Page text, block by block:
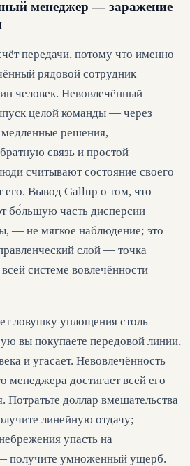
менеджер — заражение
передачи, потому что именно
рядовой сотрудник
человек. Невовлечённый
целой команды — через
решения,
связь и простой
считывают состояние своего
Вывод Gallup о том, что
бо́льшую часть дисперсии
— не мягкое наблюдение; это
слой — точка
системе вовлечённости
ловушку уплощения столь
вы покупаете передовой линии,
и угасает. Невовлечённость
менеджера достигает всей его
Потратьте доллар вмешательства
линейную отдачу;
упасть на
получите умноженный ущерб.